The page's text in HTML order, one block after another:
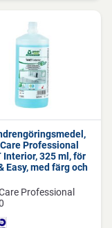
Professional
Interior, 325 ml, för
Easy, med färg och
Professional